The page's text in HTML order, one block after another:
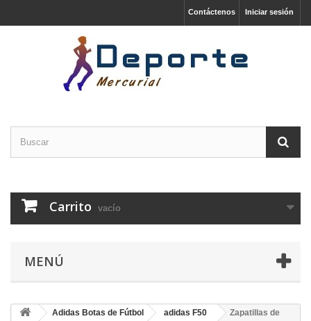
Iniciar sesión
Contáctenos
Carrito vacío
MENÚ
Adidas Botas de Fútbol adidas F50
Zapatillas de